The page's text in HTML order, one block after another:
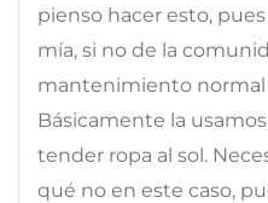
pienso hacer esto,
mía, si no de la
mantenimiento normal
Básicamente la
tender ropa al sol.
qué no en este caso,